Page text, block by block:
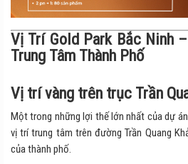
Vị Trí Gold Park Bắc Ninh
Trung Tâm Thành Phố
Vị trí vàng trên trục Trần
Một trong những lợi thế lớn nhất của dự
vị trí trung tâm trên đường Trần Quang
của thành phố.